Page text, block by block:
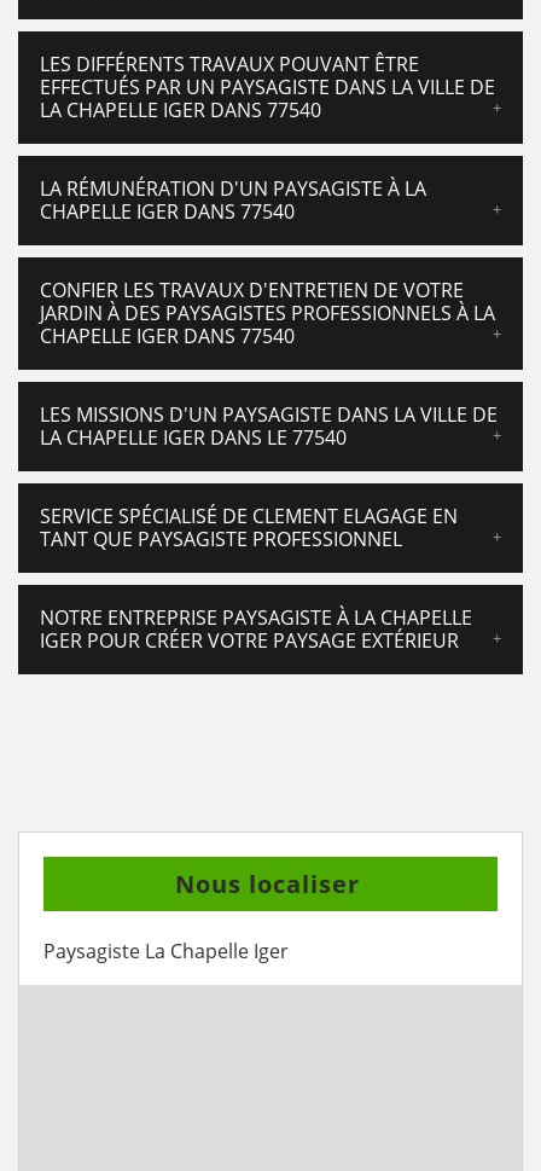
LES DIFFÉRENTS TRAVAUX POUVANT ÊTRE
EFFECTUÉS PAR UN PAYSAGISTE DANS LA VILLE DE
LA CHAPELLE IGER DANS 77540
LA RÉMUNÉRATION D'UN PAYSAGISTE À LA
CHAPELLE IGER DANS 77540
CONFIER LES TRAVAUX D'ENTRETIEN DE VOTRE
JARDIN À DES PAYSAGISTES PROFESSIONNELS À LA
CHAPELLE IGER DANS 77540
LES MISSIONS D'UN PAYSAGISTE DANS LA VILLE DE
LA CHAPELLE IGER DANS LE 77540
SERVICE SPÉCIALISÉ DE CLEMENT ELAGAGE EN
TANT QUE PAYSAGISTE PROFESSIONNEL
NOTRE ENTREPRISE PAYSAGISTE À LA CHAPELLE
IGER POUR CRÉER VOTRE PAYSAGE EXTÉRIEUR
Nous localiser
Paysagiste La Chapelle Iger